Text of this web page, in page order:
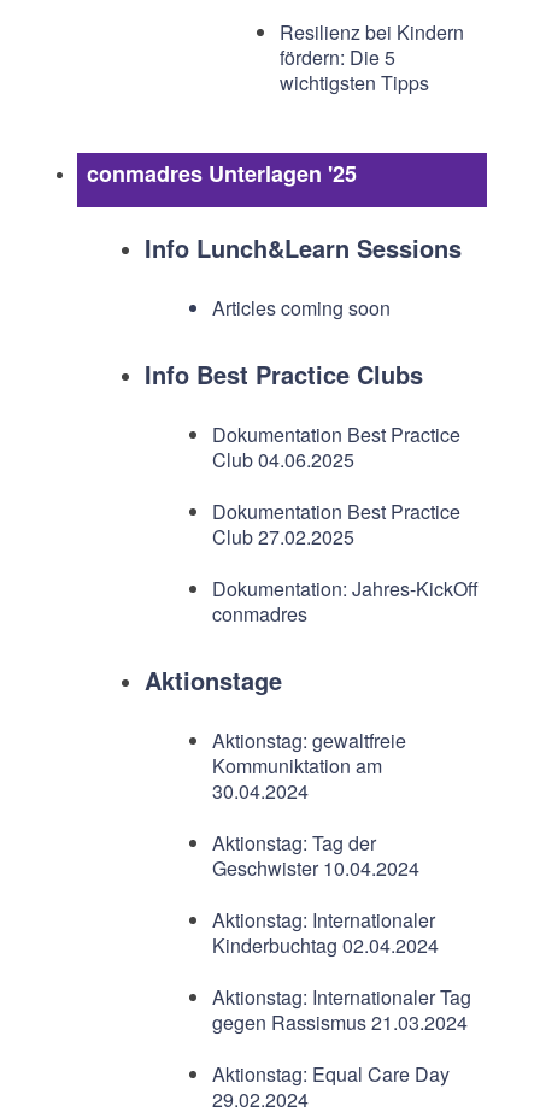
Resilienz bei Kindern
fördern: Die 5
wichtigsten Tipps
conmadres Unterlagen '25
Info Lunch&Learn Sessions
Articles coming soon
Info Best Practice Clubs
Dokumentation Best Practice
Club 04.06.2025
Dokumentation Best Practice
Club 27.02.2025
Dokumentation: Jahres-KickOff
conmadres
Aktionstage
Aktionstag: gewaltfreie
Kommuniktation am
30.04.2024
Aktionstag: Tag der
Geschwister 10.04.2024
Aktionstag: Internationaler
Kinderbuchtag 02.04.2024
Aktionstag: Internationaler Tag
gegen Rassismus 21.03.2024
Aktionstag: Equal Care Day
29.02.2024